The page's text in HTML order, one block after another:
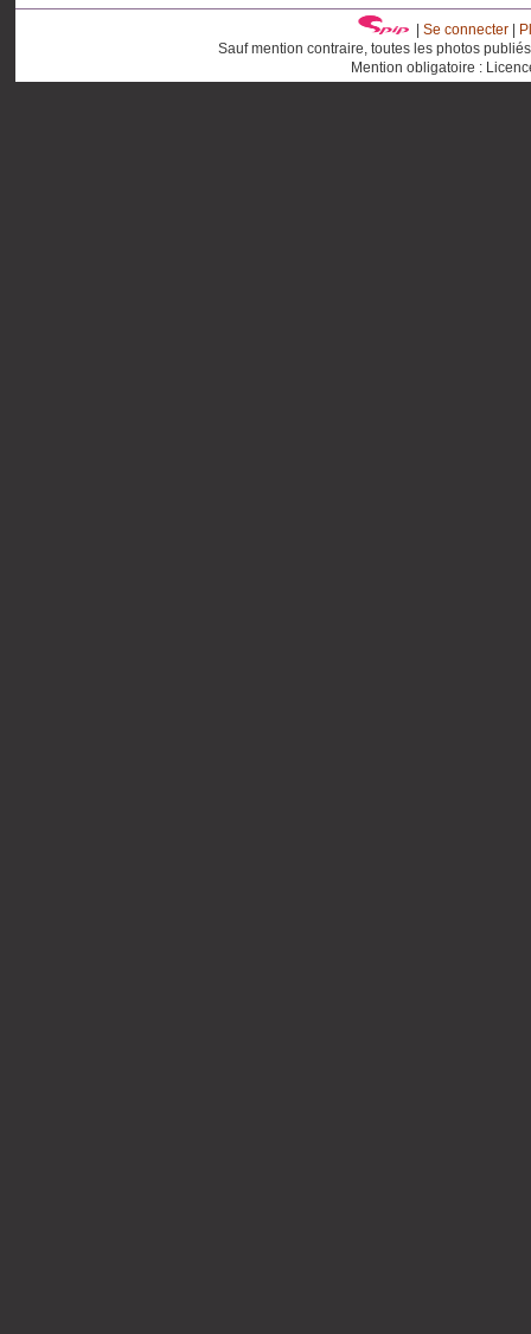
Se connecter|
Sauf mention contraire, toutes les photos
Mention obligatoire :